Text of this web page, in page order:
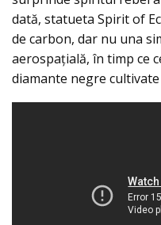
dată, statueta Spirit of
de carbon, dar nu una
aerospațială, în timp ce
diamante negre